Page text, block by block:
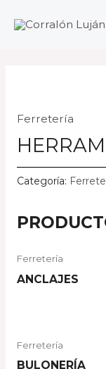
Ferretería
Categoría:
Ferretería
ANCLAJES
Ferretería
BULONERÍA